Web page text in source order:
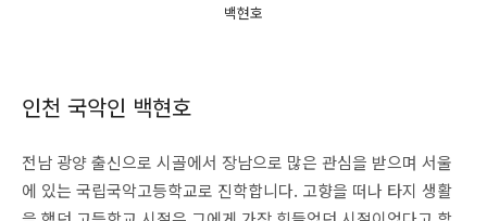
백현호
인천 국악인 백현호
전남 광양 출신으로 시골에서 장남으로 많은 관심을 받으며 서울
에 있는 국립국악고등학교로 진학합니다. 고향을 떠나 타지 생활